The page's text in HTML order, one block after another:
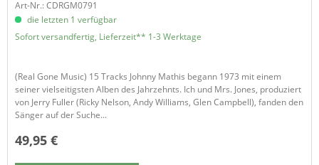
Art-Nr.: CDRGM0791
die letzten 1 verfügbar
Sofort versandfertig, Lieferzeit** 1-3 Werktage
(Real Gone Music) 15 Tracks Johnny Mathis begann 1973 mit einem
seiner vielseitigsten Alben des Jahrzehnts. Ich und Mrs. Jones, produziert
von Jerry Fuller (Ricky Nelson, Andy Williams, Glen Campbell), fanden den
Sänger auf der Suche...
49,95 €